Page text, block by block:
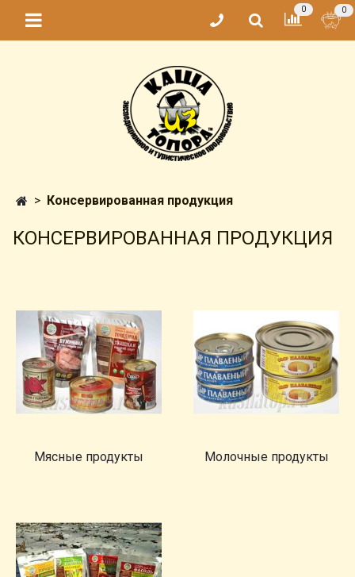
0 0
Консервированная продукция
КОНСЕРВИРОВАННАЯ ПРОДУКЦИЯ
Мясные продукты Молочные продукты